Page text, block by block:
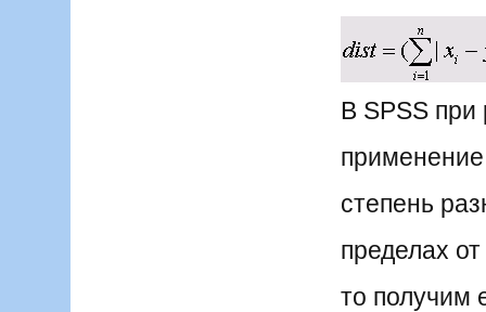
В SPSS при
применение
степень
пределах
то получим